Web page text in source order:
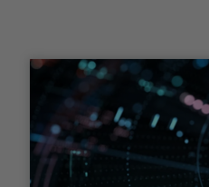
en una
de actuar a gran